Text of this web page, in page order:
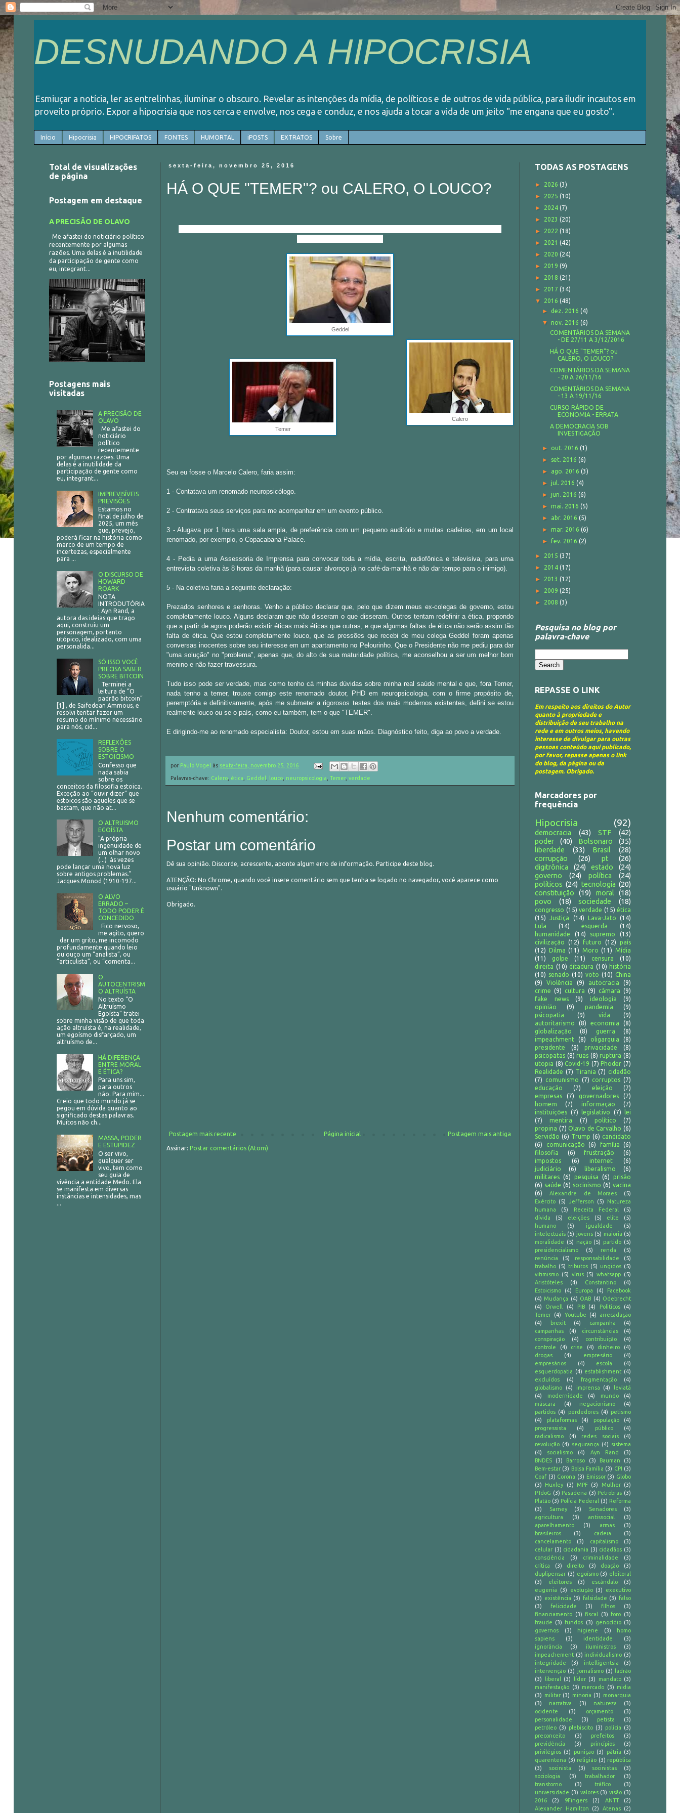
DESNUDANDO A HIPOCRISIA
Esmiuçar a notícia, ler as entrelinhas, iluminar o obscuro. Revelar as intenções da mídia, de políticos e de outros de vida pública, para iludir incautos em
proveito próprio. Expor a hipocrisia que nos cerca e envolve, nos cega e conduz, e nos ajuda a tocar a vida de um jeito "me engana que eu gosto".
Início Hipocrisia HIPOCRIFATOS FONTES HUMORTAL iPOSTS EXTRATOS Sobre
sexta-feira, novembro 25, 2016
HÁ O QUE "TEMER"? ou CALERO, O LOUCO?
Geddel
Calero
Temer
Seu eu fosse o Marcelo Calero, faria assim:
1 - Contatava um renomado neuropsicólogo.
2 - Contratava seus serviços para me acompanhar em um evento público.
3 - Alugava por 1 hora uma sala ampla, de preferência com um pequeno auditório e muitas cadeiras, em um local
renomado, por exemplo, o Copacabana Palace.
4 - Pedia a uma Assessoria de Imprensa para convocar toda a mídia, escrita, radiofônica e televisiva, para uma
entrevista coletiva às 8 horas da manhã (para causar alvoroço já no café-da-manhã e não dar tempo para o inimigo).
5 - Na coletiva faria a seguinte declaração:
Prezados senhores e senhoras. Venho a público declarar que, pelo que dizem meus ex-colegas de governo, estou
completamente louco. Alguns declaram que não disseram o que disseram. Outros tentam redefinir a ética, propondo
que a partir de agora poderão existir éticas mais éticas que outras, e que algumas faltas de ética não serão assim tão
falta de ética. Que estou completamente louco, que as pressões que recebi de meu colega Geddel foram apenas
conversas inocentes sobre seu interesse em um apartamento no Pelourinho. Que o Presidente não me pediu para dar
"uma solução" no "problema", apenas que, do alto de sua maturidade política, me aconselhou a ser um melhor bom
menino e não fazer travessura.
Tudo isso pode ser verdade, mas como tenho cá minhas dúvidas sobre minha real saúde mental e que, fora Temer,
nada tenho a temer, trouxe comigo este renomado doutor, PHD em neuropsicologia, com o firme propósito de,
peremptória e definitivamente, após me submeter a rigorosos testes dos mais modernos existentes, defini se estou
realmente louco ou se o país, como eu também, tem o que "TEMER".
E dirigindo-me ao renomado especialista: Doutor, estou em suas mãos. Diagnóstico feito, diga ao povo a verdade.
por Paulo Vogel às sexta-feira, novembro 25, 2016
Palavras-chave: Calero ética Geddel louco neuropsicologia Temer, verdade
Nenhum comentário:
Postar um comentário
Dê sua opinião. Discorde, acrescente, aponte algum erro de informação. Participe deste blog.
ATENÇÃO: No Chrome, quando você insere comentário sem que tenha se logado no navegador, você aparece como
usuário "Unknown".
Obrigado.
Postagem mais recente Postagem mais antiga
Página inicial
Assinar: Postar comentários (Atom)
Total de visualizações
de página
Postagem em destaque
A PRECISÃO DE OLAVO
Me afastei do noticiário político
recentemente por algumas
razões. Uma delas é a inutilidade
da participação de gente como
eu, integrant...
Postagens mais
visitadas
A PRECISÃO DE
OLAVO
Me afastei do
noticiário
político
recentemente
por algumas razões. Uma
delas é a inutilidade da
participação de gente como
eu, integrant...
IMPREVISÍVEIS
PREVISÕES
Estamos no
final de julho de
2025, um mês
que, prevejo,
poderá ficar na história como
marco de um tempo de
incertezas, especialmente
para ...
O DISCURSO DE
HOWARD
ROARK
NOTA
INTRODUTÓRIA
: Ayn Rand, a
autora das ideias que trago
aqui, construiu um
personagem, portanto
utópico, idealizado, com uma
personalida...
SÓ ISSO VOCÊ
PRECISA SABER
SOBRE BITCOIN
Terminei a
leitura de “O
padrão bitcoin”
[1] , de Saifedean Ammous, e
resolvi tentar fazer um
resumo do mínimo necessário
para nós, cid...
REFLEXÕES
SOBRE O
ESTOICISMO
Confesso que
nada sabia
sobre os
conceitos da filosofia estoica.
Exceção ao “ouvir dizer” que
estoicos são aqueles que se
bastam, que não at...
O ALTRUISMO
EGOÍSTA
"A própria
ingenuidade de
um olhar novo
(...) às vezes
pode lançar uma nova luz
sobre antigos problemas."
Jacques Monod (1910-197...
O ALVO
ERRADO –
TODO PODER É
CONCEDIDO
Fico nervoso,
me agito, quero
dar um grito, me incomodo
profundamente quando leio
ou ouço um “analista”, ou
“articulista”, ou “comenta...
O
AUTOCENTRISM
O ALTRUÍSTA
No texto “O
Altruísmo
Egoísta” tratei
sobre minha visão de que toda
ação altruísta é, na realidade,
um egoísmo disfarçado, um
altruísmo de...
HÁ DIFERENÇA
ENTRE MORAL
E ÉTICA?
Para uns sim,
para outros
não. Para mim...
Creio que todo mundo já se
pegou em dúvida quanto ao
significado destas palavras.
Muitos não ch...
MASSA, PODER
E ESTUPIDEZ
O ser vivo,
qualquer ser
vivo, tem como
seu guia de
vivência a entidade Medo. Ela
se manifesta em diversas
instâncias e intensidades, mas
TODAS AS POSTAGENS
► 2026 (3)
► 2025 (10)
► 2024 (7)
► 2023 (20)
► 2022 (18)
► 2021 (42)
► 2020 (24)
► 2019 (9)
► 2018 (21)
► 2017 (34)
▼ 2016 (48)
► dez. 2016(4)
▼nov. 2016(6)
COMENTÁRIOS DA SEMANA
- DE 27/11 A 3/12/2016
HÁ O QUE "TEMER"? ou
CALERO, O LOUCO?
COMENTÁRIOS DA SEMANA
- 20 A 26/11/16
COMENTÁRIOS DA SEMANA
- 13 A 19/11/16
CURSO RÁPIDO DE
ECONOMIA - ERRATA
A DEMOCRACIA SOB
INVESTIGAÇÃO
► out. 2016(1)
► set. 2016(6)
► ago. 2016(3)
►jul. 2016(4)
►jun. 2016(6)
►mai. 2016(5)
► abr. 2016(5)
►mar. 2016(6)
► fev. 2016(2)
► 2015 (37)
► 2014 (17)
► 2013 (12)
► 2009 (25)
► 2008 (3)
Pesquisa no blog por
palavra-chave
REPASSE O LINK
Em respeito aos direitos do Autor
quanto à propriedade e
distribuição de seu trabalho na
rede e em outros meios, havendo
interesse de divulgar para outras
pessoas conteúdo aqui publicado,
por favor, repasse apenas o link
do blog, da página ou da
postagem. Obrigado.
Marcadores por
frequência
Hipocrisia (92)
democracia (43) STF
(42)
poder
(40) Bolsonaro
(35)
liberdade
(33) Brasil
(28)
corrupção
(26) pt
(26)
digitrônica
(24) estado
(24)
governo
(24) política
(24)
políticos (24) tecnologia (20)
constituição
(19) moral
(18)
povo
(18) sociedade (18)
congresso (15) verdade (15) ética
(15)
Justiça (14) Lava-Jato
(14)
Lula
(14) esquerda
(14)
humanidade
(14) supremo
(13)
civilização
(12) futuro (12)
país
(12)
Dilma (11) Moro (11) Mídia
(11)
golpe (11) censura
(10)
direita (10) ditadura (10) história
(10) senado (10) voto (10) China
(9)
Violência (9) autocracia
(9)
crime (9) cultura (9) câmara (9)
fake news
(9) ideologia
(9)
opinião
(9) pandemia
(9)
psicopatia
(9) vida
(9)
autoritarismo
(8) economia
(8)
globalização
(8) guerra
(8)
impeachment
(8) oligarquia
(8)
presidente
(8) privacidade
(8)
psicopatas (8) ruas (8) ruptura (8)
utopia (8) Covid-19 (7) Phoder (7)
Realidade (7) Tirania (7) cidadão
(7)
comunismo (7) corruptos (7)
educação
(7) eleição
(7)
empresas
(7) governadores
(7)
homem
(7) informação
(7)
instituições (7) legislativo (7)
lei
(7)
mentira (7) político
(7)
propina (7) Olavo de Carvalho (6)
Servidão (6) Trump (6) candidato
(6)
comunicação (6) família
(6)
filosofia
(6) frustração
(6)
impostos
(6) internet
(6)
judiciário
(6) liberalismo
(6)
militares (6) pesquisa (6)
prisão
(6) saúde (6) socinismo (6) vacina
(6)
Alexandre de Moraes
(5)
Exército (5) Jefferson (5)
Natureza
humana
(5) Receita Federal
(5)
dívida
(5) eleições (5) elite
(5)
humano
(5) igualdade
(5)
intelectuais (5) jovens (5) maioria (5)
moralidade (5) nação (5) partido (5)
presidencialismo
(5) renda
(5)
renúncia
(5) responsabilidade
(5)
trabalho (5) tributos (5) ungidos (5)
vitimismo (5) vírus (5) whatsapp (5)
Aristóteles
(4) Constantino
(4)
Estoicismo
(4) Europa (4)
Facebook
(4) Mudança (4) OAB (4) Odebrecht
(4)
Orwell (4) PIB (4) Politicos
(4)
Temer (4) Youtube (4)
arrecadação
(4)
brexit (4) campanha
(4)
campanhas
(4) circunstâncias
(4)
conspiração
(4) contribuição
(4)
controle
(4) crise (4) dinheiro
(4)
drogas
(4) empresário
(4)
empresários
(4) escola
(4)
esquerdopatia (4) establishment (4)
excluídos
(4) fragmentação
(4)
globalismo
(4) imprensa (4)
leviatã
(4)
modernidade (4) mundo
(4)
máscara
(4) negacionismo
(4)
partidos (4) perdedores (4) petismo
(4)
plataformas (4) população
(4)
progressista
(4) público
(4)
radicalismo
(4) redes sociais
(4)
revolução (4) segurança (4) sistema
(4)
socialismo (4) Ayn Rand
(3)
BNDES
(3) Barroso (3) Bauman
(3)
Bem-estar (3) Bolsa Família (3) CPI (3)
Coaf (3) Corona (3) Emissor (3) Globo
(3)
Huxley (3) MPF (3) Mulher
(3)
PTdoG (3) Pasadena (3) Petrobras (3)
Platão (3) Polícia Federal (3) Reforma
(3)
Sarney (3) Senadores
(3)
agricultura
(3) antissocial
(3)
aparelhamento
(3) armas
(3)
brasileiros
(3) cadeia
(3)
cancelamento
(3) capitalismo
(3)
celular (3) cidadania (3) cidadãos (3)
consciência
(3) criminalidade
(3)
crítica
(3) direito (3) doação
(3)
duplipensar (3) egoísmo (3) eleitoral
(3)
eleitores (3) escândalo
(3)
eugenia
(3) evolução (3)
executivo
(3) existência (3) falsidade (3)
falso
(3)
felicidade (3) filhos
(3)
financiamento (3) fiscal (3) foro (3)
fraude (3) fundos (3) genocídio (3)
governos
(3) higiene (3)
homo
sapiens
(3) identidade
(3)
ignorância
(3) iluministros
(3)
impeachement (3) individualismo (3)
integridade
(3) intelligentsia
(3)
intervenção (3) jornalismo (3)
ladrão
(3)
liberal (3) líder (3) mandato (3)
manifestação (3) mercado (3) midia
(3) militar (3) minoria (3) monarquia
(3)
narrativa (3) natureza
(3)
ocidente
(3) orçamento
(3)
personalidade
(3) petista
(3)
petróleo (3) plebiscito (3) polícia (3)
preconceito
(3) prefeitos
(3)
previdência
(3) princípios
(3)
privilégios (3) punição (3) pátria (3)
quarentena (3) religião (3) república
(3)
socinista (3) socinistas
(3)
sociologia
(3) trabalhador
(3)
transtorno
(3) tráfico
(3)
universidade (3) valores (3) visão (3)
2016
(2) 9Fingers (2) ANTT
(2)
Alexander Hamilton
(2) Atenas (2)